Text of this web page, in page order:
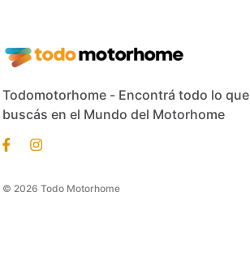
Todomotorhome - Encontrá todo lo que
buscás en el Mundo del Motorhome
© 2026 Todo Motorhome